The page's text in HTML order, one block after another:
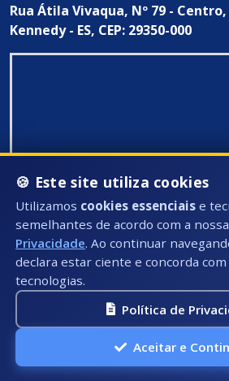
Rua Átila Vivaqua, Nº 79 -
Kennedy - ES, CEP: 29350-000
Todos Direitos
A.P.I Soluções
🍪 Este site utiliza cookies
Utilizamos cookies essenciais e
semelhantes de acordo com a nossa
Privacidade. Ao continuar
declara estar ciente e concorda com
tecnologias.
Política de
Aceitar e